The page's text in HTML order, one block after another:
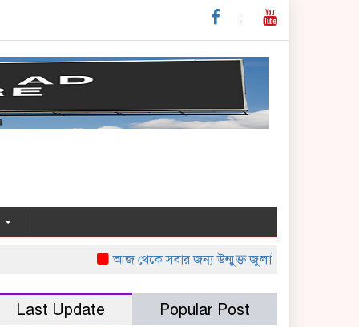
আজ থেকে সবার জন্য উন্মুক্ত জুলাই স্মৃতি জাদুঘর
Last Update Popular Post